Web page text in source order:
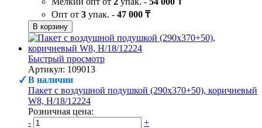
Опт от 3 упак. - 47 000 ₸
В корзину
Быстрый просмотр
Артикул: 109013
В наличии
Пакет с воздушной подушкой (290х370+50), коричневый
W8, H/18/12224
Розничная цена:
-
+